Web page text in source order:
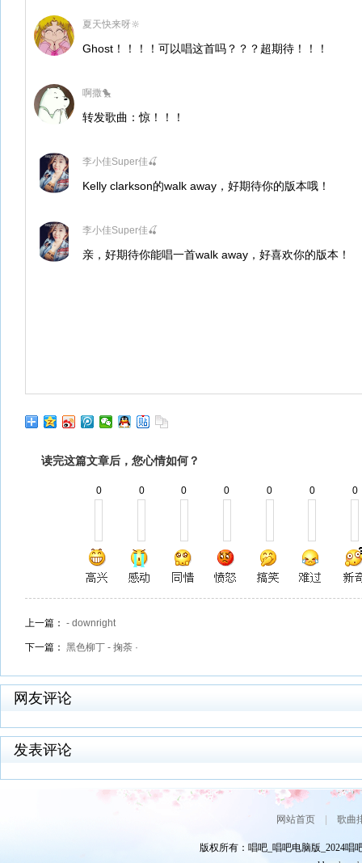
夏天快来呀🔆
Ghost！！！！可以唱这首吗？？？超期待！！！
啊撒🐤
转发歌曲：惊！！！
李小佳Super佳🍒
Kelly clarkson的walk away，好期待你的版本哦！
李小佳Super佳🍒
亲，好期待你能唱一首walk away，好喜欢你的版本！
读完这篇文章后，您心情如何？
0 0 0 0 0 0 0
上一篇： - downright
下一篇： 黑色柳丁 - 掬荼 ·
网友评论
发表评论
网站首页| 歌曲
版权所有：唱吧_唱吧电脑版_2024唱